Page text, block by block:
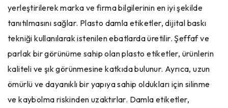
yerleştirilerek marka ve firma bilgilerinin en iyi şekilde
tanıtılmasını sağlar. Plasto damla etiketler, dijital baskı
tekniği kullanılarak istenilen ebatlarda üretilir. Şeffaf ve
parlak bir görünüme sahip olan plasto etiketler, ürünlerin
kaliteli ve şık görünmesine katkıda bulunur. Ayrıca, uzun
ömürlü ve dayanıklı bir yapıya sahip oldukları için silinme
ve kaybolma riskinden uzaktırlar. Damla etiketler,